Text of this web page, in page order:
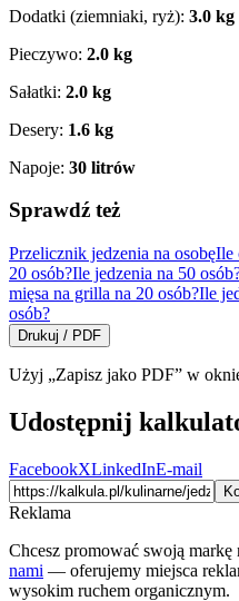
Dodatki (ziemniaki, ryż): 3.0 kg
Pieczywo: 2.0 kg
Sałatki: 2.0 kg
Desery: 1.6 kg
Napoje: 30 litrów
Sprawdź też
Przelicznik jedzenia na osobęIle
20 osób?Ile jedzenia na 50
mięsa na grilla na 20 osób?Ile
osób?
Drukuj / PDF
Użyj „Zapisz jako PDF” w
Udostępnij
FacebookXLinkedInE-mail
Reklama
Chcesz promować swoją
nami — oferujemy miejsca
wysokim ruchem organicznym.